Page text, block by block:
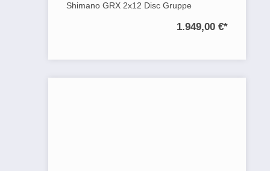
Shimano GRX 2x12 Disc Gruppe
1.949,00 €*